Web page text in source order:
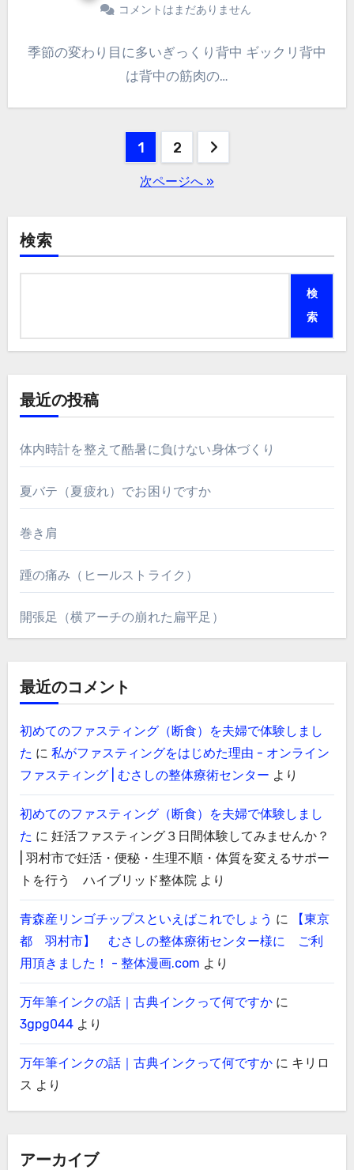
コメントはまだありません
季節の変わり目に多いぎっくり背中 ギックリ背中
は背中の筋肉の…
ペ
ー
送
1 2
次ページへ »
検索
検
索
最近の投稿
体内時計を整えて酷暑に負けない身体づくり
夏バテ（夏疲れ）でお困りですか
巻き肩
踵の痛み（ヒールストライク）
開張足（横アーチの崩れた扁平足）
最近のコメント
初めてのファスティング（断食）を夫婦で体験しまし
た に 私がファスティングをはじめた理由 - オンライン
ファスティング | むさしの整体療術センター より
初めてのファスティング（断食）を夫婦で体験しまし
た に 妊活ファスティング３日間体験してみませんか？
| 羽村市で妊活・便秘・生理不順・体質を変えるサポー
トを行う ハイブリッド整体院 より
青森産リンゴチップスといえばこれでしょう に
【東京
都 羽村市】 むさしの整体療術センター様に ご利
用頂きました！ - 整体漫画.com より
万年筆インクの話｜古典インクって何ですかに
3gpg044より
万年筆インクの話｜古典インクって何ですかに キリロ
ス より
アーカイブ